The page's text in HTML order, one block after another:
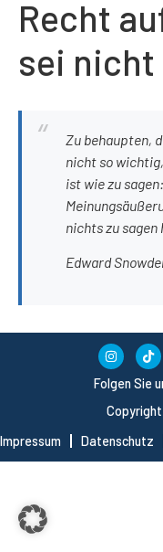
Recht
sei
Zu behaupten,
nicht so
ist wie zu
nichts zu sagen
Edward
Impressum
Datenschutz
Folgen Sie